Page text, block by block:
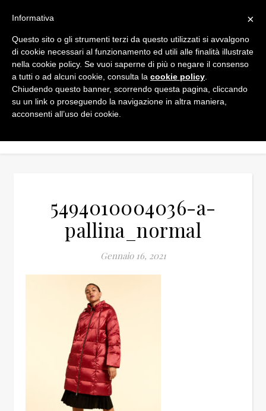
5494010004036-a-
pallina_normal
Gennaio 16, 2021
×
Informativa
Questo sito o gli strumenti terzi da questo utilizzati si avvalgono
di cookie necessari al funzionamento ed utili alle finalità illustrate
nella cookie policy. Se vuoi saperne di più o negare il consenso
a tutti o ad alcuni cookie, consulta la cookie policy
Chiudendo questo banner, scorrendo questa pagina, cliccando
su un link o proseguendo la navigazione in altra maniera,
acconsenti all’uso dei cookie.